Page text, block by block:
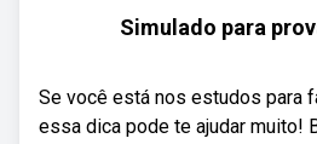
Simulado para
Se você está nos estudos para
essa dica pode te ajudar muito!